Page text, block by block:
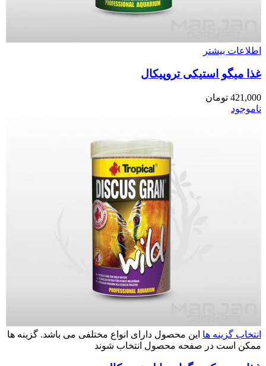
اطلاعات بیشتر
غذا میگو استیکی تروپیکال
421,000 تومان
ناموجود
انتخاب گزینه ها این محصول دارای انواع مختلفی می باشد. گزینه ها
ممکن است در صفحه محصول انتخاب شوند